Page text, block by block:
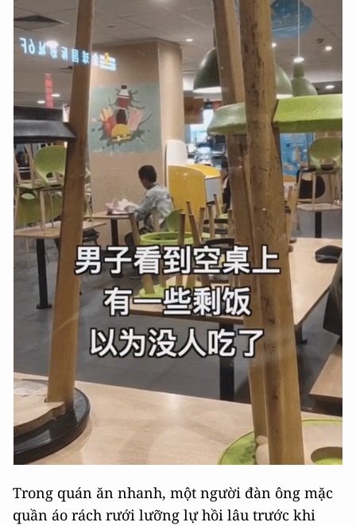
Trong quán ăn nhanh, một người đàn ông mặc
quần áo rách rưới lưỡng lự hồi lâu trước khi